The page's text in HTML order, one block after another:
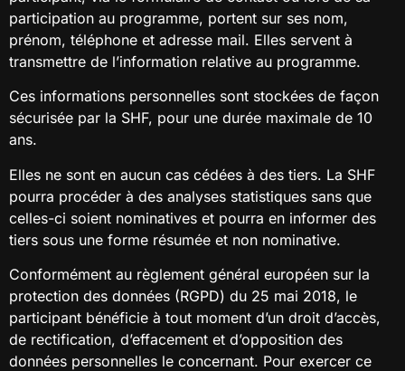
participation au programme, portent sur ses nom,
prénom, téléphone et adresse mail. Elles servent à
transmettre de l’information relative au programme.
Ces informations personnelles sont stockées de façon
sécurisée par la SHF, pour une durée maximale de 10
ans.
Elles ne sont en aucun cas cédées à des tiers. La SHF
pourra procéder à des analyses statistiques sans que
celles-ci soient nominatives et pourra en informer des
tiers sous une forme résumée et non nominative.
Conformément au règlement général européen sur la
protection des données (RGPD) du 25 mai 2018, le
participant bénéficie à tout moment d’un droit d’accès,
de rectification, d’effacement et d’opposition des
données personnelles le concernant. Pour exercer ce